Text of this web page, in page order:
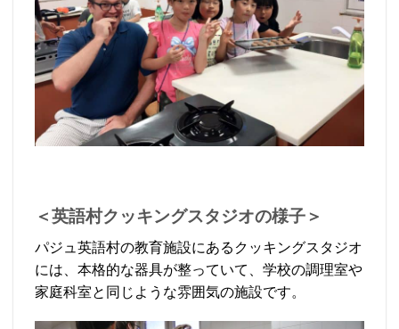
＜英語村クッキングスタジオの様子＞
パジュ英語村の教育施設にあるクッキングスタジオ
には、本格的な器具が整っていて、学校の調理室や
家庭科室と同じような雰囲気の施設です。